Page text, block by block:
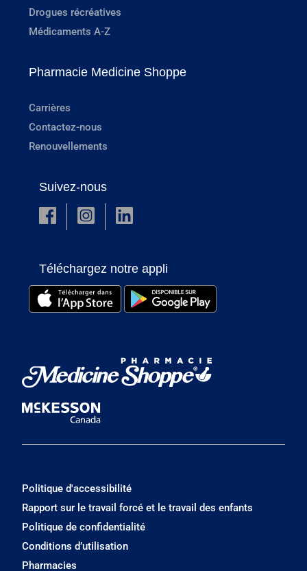
Drogues récréatives
Médicaments A-Z
Pharmacie Medicine Shoppe
Carrières
Contactez-nous
Renouvellements
Suivez-nous
Téléchargez notre appli
Politique d'accessibilité
Rapport sur le travail forcé et le travail des enfants
Politique de confidentialité
Conditions d’utilisation
Pharmacies